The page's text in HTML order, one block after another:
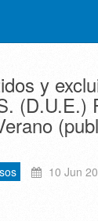
y
(D.U.E.)
10 Jun